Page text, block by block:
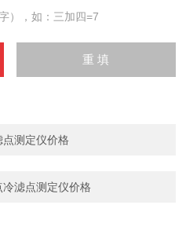
），如：三加四=7
测定仪价格
滤点测定仪价格